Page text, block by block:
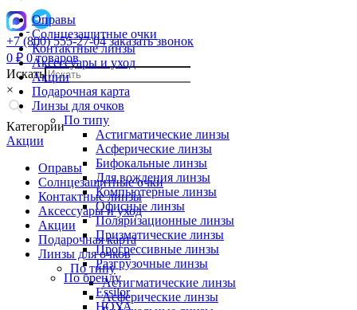
+7 (800) 555-27-04 заказать звонок
0 ₽ 0 товаров
Искать
×
Категории
Акции
Оправы
Солнцезащитные очки
Контактные линзы
Аксессуары и уход
Акции
Подарочная карта
Линзы для очков
По типу
Астигматические линзы
Асферические линзы
Оправы
Солнцезащитные очки
Контактные линзы
Аксессуары и уход
Акции
Подарочная карта
Линзы для очков
По типу
Астигматические линзы
Асферические линзы
Бифокальные линзы
Для вождения линзы
Компьютерные линзы
Офисные линзы
Поляризационные линзы
Призматические линзы
Прогрессивные линзы
Разгрузочные линзы
По бренду
Essilor
HOYA